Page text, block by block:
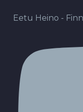
Eetu Heino -